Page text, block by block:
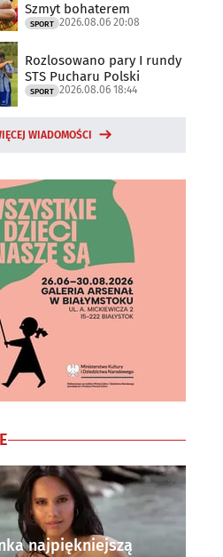
Szmyt bohaterem
SPORT 2026.08.06 20:08
Rozlosowano pary I rundy
STS Pucharu Polski
SPORT 2026.08.06 18:44
WIADOMOŚCI
najpiękniejszą